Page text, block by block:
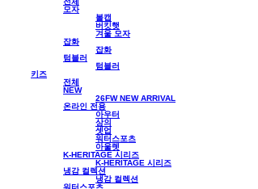
모자
볼캡
버킷햇
겨울 모자
잡화
잡화
텀블러
텀블러
키즈
전체
NEW
26FW NEW ARRIVAL
온라인 전용
아우터
상의
셋업
워터스포츠
아울렛
K-HERITAGE 시리즈
K-HERITAGE 시리즈
냉감 컬렉션
냉감 컬렉션
워터스포츠